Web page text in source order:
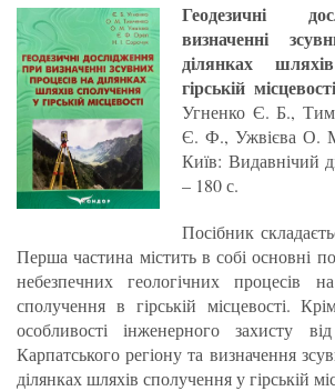
Геодезичні
визначенні
ділянках
гірській місцевості
Угненко Є. Б.,
Є. Ф., Ужвієва О.
Київ: Видавнічий
– 180 с.
Посібник
Перша частина містить в собі основні
небезпечних геологічних процесів
сполучення в гірській місцевості.
особливості інженерного захисту
Карпатського регіону та визначення
ділянках шляхів сполучення у гірській